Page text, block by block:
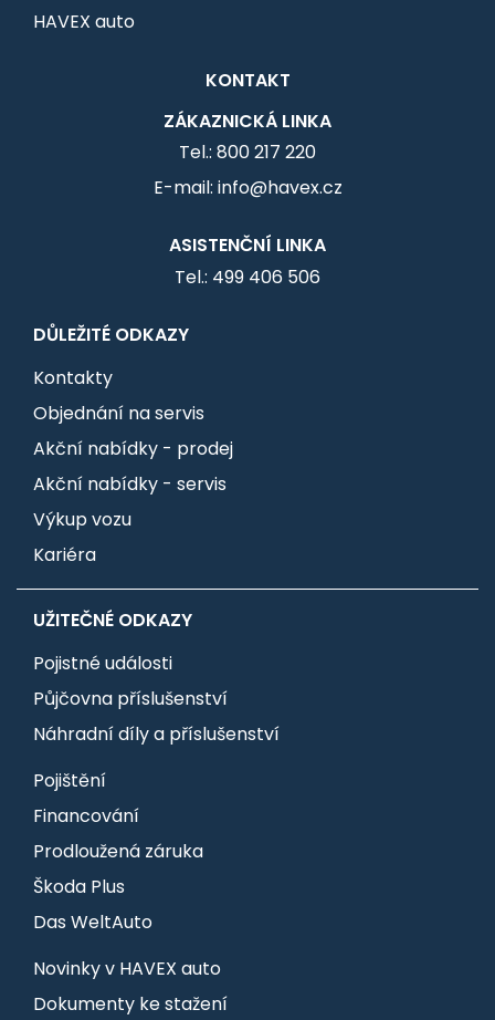
HAVEX auto
KONTAKT
ZÁKAZNICKÁ LINKA
Tel.: 800 217 220
E-mail: info@havex.cz
ASISTENČNÍ LINKA
Tel.: 499 406 506
DŮLEŽITÉ ODKAZY
Kontakty
Objednání na servis
Akční nabídky - prodej
Akční nabídky - servis
Výkup vozu
Kariéra
UŽITEČNÉ ODKAZY
Pojistné události
Půjčovna příslušenství
Náhradní díly a příslušenství
Pojištění
Financování
Prodloužená záruka
Škoda Plus
Das WeltAuto
Novinky v HAVEX auto
Dokumenty ke stažení